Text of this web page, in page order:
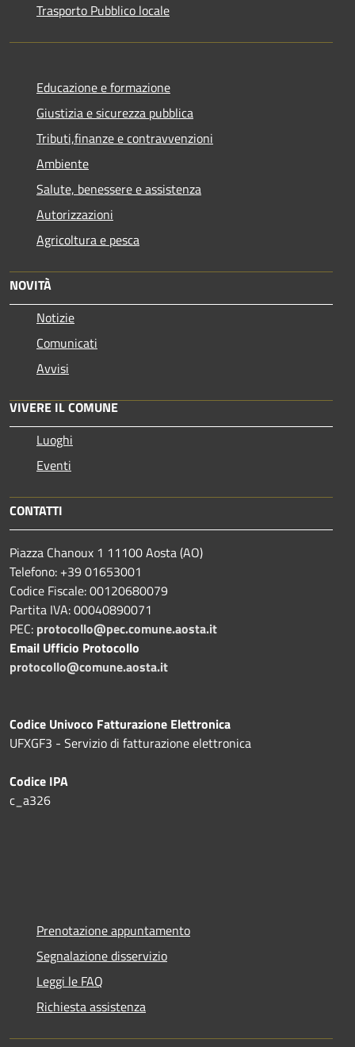
Trasporto Pubblico locale
Educazione e formazione
Giustizia e sicurezza pubblica
Tributi,finanze e contravvenzioni
Ambiente
Salute, benessere e assistenza
Autorizzazioni
Agricoltura e pesca
NOVITÀ
Notizie
Comunicati
Avvisi
VIVERE IL COMUNE
Luoghi
Eventi
CONTATTI
Piazza Chanoux 1 11100 Aosta (AO)
Telefono: +39 01653001
Codice Fiscale: 00120680079
Partita IVA: 00040890071
PEC: protocollo@pec.comune.aosta.it
Email Ufficio Protocollo
protocollo@comune.aosta.it
Codice Univoco Fatturazione Elettronica
UFXGF3 - Servizio di fatturazione elettronica
Codice IPA
c_a326
Prenotazione appuntamento
Segnalazione disservizio
Leggi le FAQ
Richiesta assistenza